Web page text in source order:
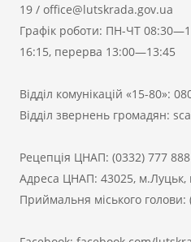
19 / office@lutskrada.gov.ua
Графік роботи: ПН-ЧТ
16:15, перерва 13:00—13:45
Відділ комунікацій «15-80»:
Відділ звернень громадян:
Рецепція ЦНАП: (0332) 777 888
Адреса ЦНАП: 43025, м.Луцьк,
Приймальня міського голови: